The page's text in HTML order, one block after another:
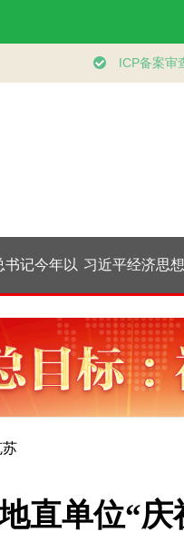
今年以
实丨砥
把党建设
习近平经济思想指
中国经济高质量发
行稳致远
苏
直单位“